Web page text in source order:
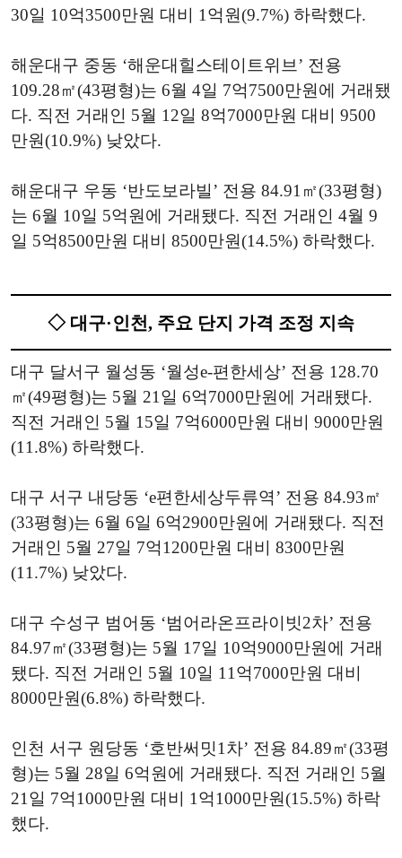
30일 10억3500만원 대비 1억원(9.7%) 하락했다.
해운대구 중동 ‘해운대힐스테이트위브’ 전용
109.28㎡(43평형)는 6월 4일 7억7500만원에 거래됐
다. 직전 거래인 5월 12일 8억7000만원 대비 9500
만원(10.9%) 낮았다.
해운대구 우동 ‘반도보라빌’ 전용 84.91㎡(33평형)
는 6월 10일 5억원에 거래됐다. 직전 거래인 4월 9
일 5억8500만원 대비 8500만원(14.5%) 하락했다.
◇ 대구·인천, 주요 단지 가격 조정 지속
대구 달서구 월성동 ‘월성e-편한세상’ 전용 128.70
㎡(49평형)는 5월 21일 6억7000만원에 거래됐다.
직전 거래인 5월 15일 7억6000만원 대비 9000만원
(11.8%) 하락했다.
대구 서구 내당동 ‘e편한세상두류역’ 전용 84.93㎡
(33평형)는 6월 6일 6억2900만원에 거래됐다. 직전
거래인 5월 27일 7억1200만원 대비 8300만원
(11.7%) 낮았다.
대구 수성구 범어동 ‘범어라온프라이빗2차’ 전용
84.97㎡(33평형)는 5월 17일 10억9000만원에 거래
됐다. 직전 거래인 5월 10일 11억7000만원 대비
8000만원(6.8%) 하락했다.
인천 서구 원당동 ‘호반써밋1차’ 전용 84.89㎡(33평
형)는 5월 28일 6억원에 거래됐다. 직전 거래인 5월
21일 7억1000만원 대비 1억1000만원(15.5%) 하락
했다.